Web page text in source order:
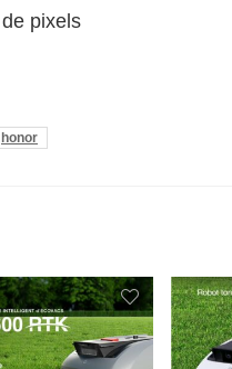
pixels
honor